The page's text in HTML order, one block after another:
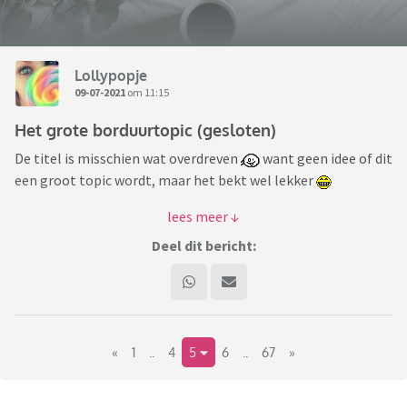
Lollypopje
09-07-2021 om 11:15
Het grote borduurtopic (gesloten)
De titel is misschien wat overdreven
want geen idee of dit
een groot topic wordt, maar het bekt wel lekker
Wie borduurt er ook? Welke stijl of techniek gebruik je
(kruissteek, blackwork/lijnwerk, embroidery/vrij borduren)?
vandaan? Wat is je huidige project?
Borduren, hoe doe je dat eigenlijk?
https://irisborduurt.nl/info/kruissteek-borduren/
Deel dit bericht:
« 1 4 5 6 67 »